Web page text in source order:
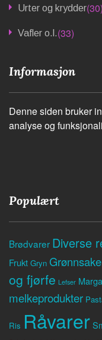
Urter og krydder(30)
Vafler o.l.(33)
Informasjon
Denne siden bruker
analyse og
Populært
Brødvarer Diverse
Frukt Gryn
og fjørfe Lefser
melkeprodukter
Ris Råvarer